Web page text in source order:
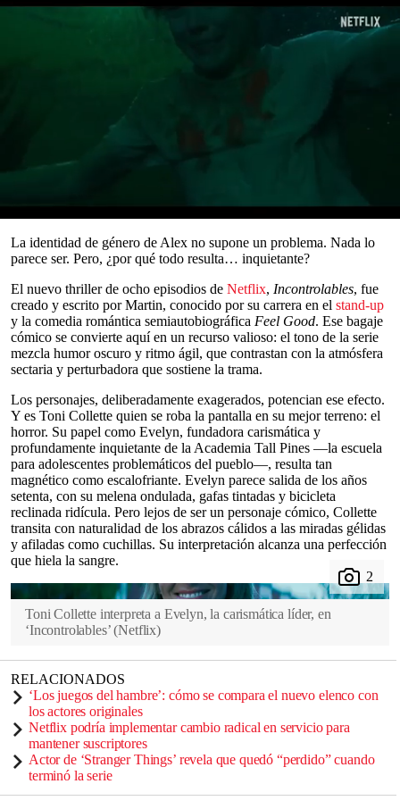
seconds
seconds
Tráiler de ‘Incontrolables’
Hay mercadillos donde se venden conservas caseras, sesiones de
La identidad de género de Alex no supone un problema. Nada lo
parece ser. Pero, ¿por qué todo resulta… inquietante?
El nuevo thriller de ocho episodios de Netflix, Incontrolables, fue
creado y escrito por Martin, conocido por su carrera en el stand-up
y la comedia romántica semiautobiográfica Feel Good. Ese bagaje
cómico se convierte aquí en un recurso valioso: el tono de la serie
mezcla humor oscuro y ritmo ágil, que contrastan con la atmósfera
sectaria y perturbadora que sostiene la trama.
Los personajes, deliberadamente exagerados, potencian ese efecto.
Y es Toni Collette quien se roba la pantalla en su mejor terreno: el
horror. Su papel como Evelyn, fundadora carismática y
profundamente inquietante de la Academia Tall Pines —la escuela
para adolescentes problemáticos del pueblo—, resulta tan
magnético como escalofriante. Evelyn parece salida de los años
setenta, con su melena ondulada, gafas tintadas y bicicleta
reclinada ridícula. Pero lejos de ser un personaje cómico, Collette
transita con naturalidad de los abrazos cálidos a las miradas gélidas
y afiladas como cuchillas. Su interpretación alcanza una perfección
que hiela la sangre.
Toni Collette interpreta a Evelyn, la carismática líder, en
‘Incontrolables’ (Netflix)
RELACIONADOS
‘Los juegos del hambre’: cómo se compara el nuevo elenco con
los actores originales
Netflix podría implementar cambio radical en servicio para
mantener suscriptores
Actor de ‘Stranger Things’ revela que quedó “perdido” cuando
terminó la serie